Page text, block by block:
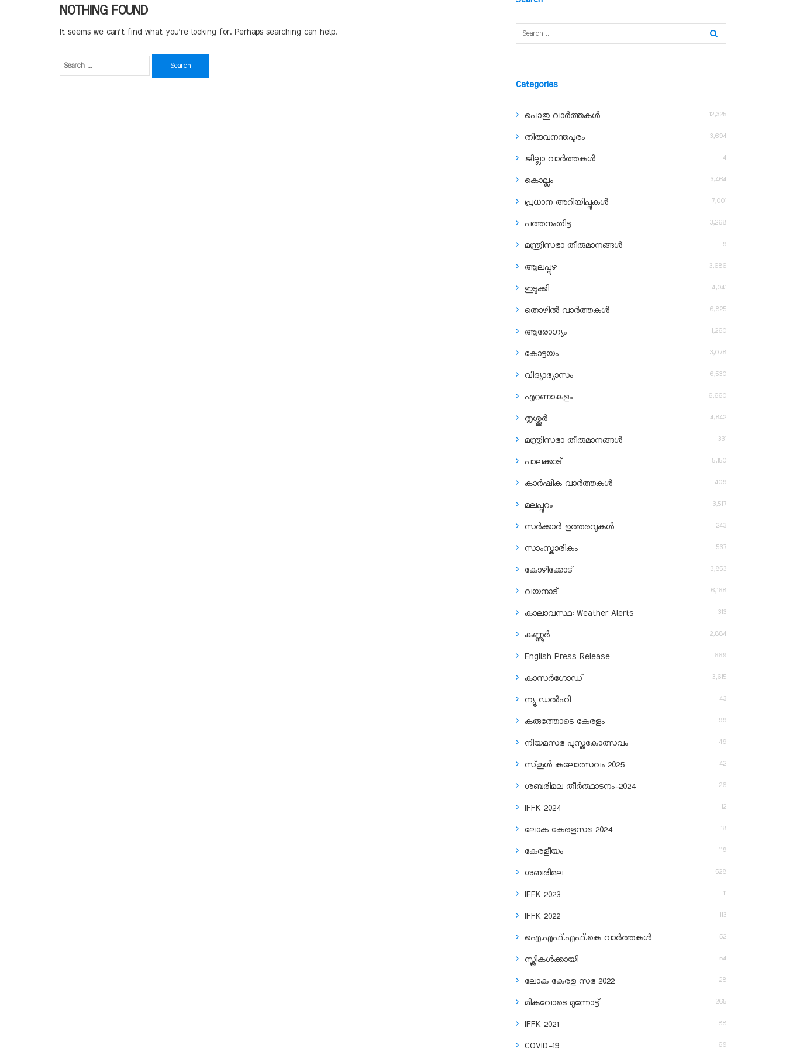
NOTHING FOUND
It seems we can’t find what you’re looking for. Perhaps searching can help.
Categories
പൊതു വാർത്തകൾ 12,325
തിരുവനന്തപുരം 3,694
ജില്ലാ വാർത്തകൾ 4
കൊല്ലം 3,464
പ്രധാന അറിയിപ്പുകൾ 7,001
പത്തനംതിട്ട 3,268
മന്ത്രിസഭാ തീരുമാനങ്ങൾ 9
ആലപ്പുഴ 3,686
ഇടുക്കി 4,041
തൊഴിൽ വാർത്തകൾ 6,825
ആരോഗ്യം 1,260
കോട്ടയം 3,078
വിദ്യാഭ്യാസം 6,530
എറണാകുളം 6,660
തൃശ്ശൂർ 4,842
മന്ത്രിസഭാ തീരുമാനങ്ങൾ 331
പാലക്കാട് 5,150
കാർഷിക വാർത്തകൾ 409
മലപ്പുറം 3,517
സർക്കാർ ഉത്തരവുകൾ 243
സാംസ്കാരികം 537
കോഴിക്കോട് 3,853
വയനാട് 6,168
കാലാവസ്ഥ: Weather Alerts 313
കണ്ണൂർ 2,884
English Press Release 669
കാസർഗോഡ് 3,615
ന്യൂ ഡൽഹി 43
കരുത്തോടെ കേരളം 99
നിയമസഭ പുസ്തകോത്സവം 49
സ്‌കൂൾ കലോത്സവം 2025 42
ശബരിമല തീര്‍ത്ഥാടനം-2024 26
IFFK 2024 12
ലോക കേരളസഭ 2024 18
കേരളീയം 119
ശബരിമല 528
IFFK 2023 11
IFFK 2022 113
ഐ.എഫ്.എഫ്.കെ വാർത്തകൾ 52
സ്ത്രീകൾക്കായി 54
ലോക കേരള സഭ 2022 28
മികവോടെ മുന്നോട്ട് 265
IFFK 2021 88
69